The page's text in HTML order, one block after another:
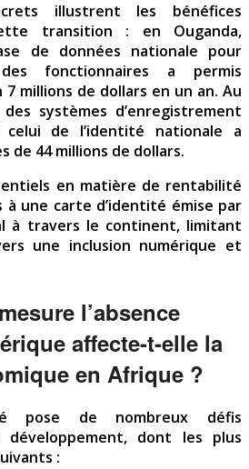
illustrent les bénéfices
transition : en Ouganda,
de données nationale pour
fonctionnaires a permis
7 millions de dollars en un an. Au
systèmes d’enregistrement
de l’identité nationale a
de 44 millions de dollars.
en matière de rentabilité
à une carte d’identité émise par
à travers le continent, limitant
une inclusion numérique et
l’absence
affecte-t-elle la
en Afrique ?
pose de nombreux défis
dont les plus
: